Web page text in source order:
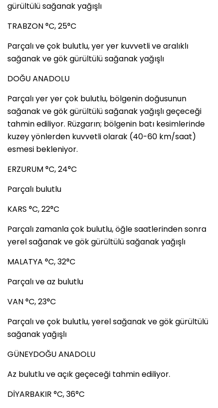
gürültülü sağanak yağışlı
TRABZON °C, 25°C
Parçalı ve çok bulutlu, yer yer kuvvetli ve aralıklı
sağanak ve gök gürültülü sağanak yağışlı
DOĞU ANADOLU
Parçalı yer yer çok bulutlu, bölgenin doğusunun
sağanak ve gök gürültülü sağanak yağışlı geçeceği
tahmin ediliyor. Rüzgarın; bölgenin batı kesimlerinde
kuzey yönlerden kuvvetli olarak (40-60 km/saat)
esmesi bekleniyor.
ERZURUM °C, 24°C
Parçalı bulutlu
KARS °C, 22°C
Parçalı zamanla çok bulutlu, öğle saatlerinden sonra
yerel sağanak ve gök gürültülü sağanak yağışlı
MALATYA °C, 32°C
Parçalı ve az bulutlu
VAN °C, 23°C
Parçalı ve çok bulutlu, yerel sağanak ve gök gürültülü
sağanak yağışlı
GÜNEYDOĞU ANADOLU
Az bulutlu ve açık geçeceği tahmin ediliyor.
DİYARBAKIR °C, 36°C